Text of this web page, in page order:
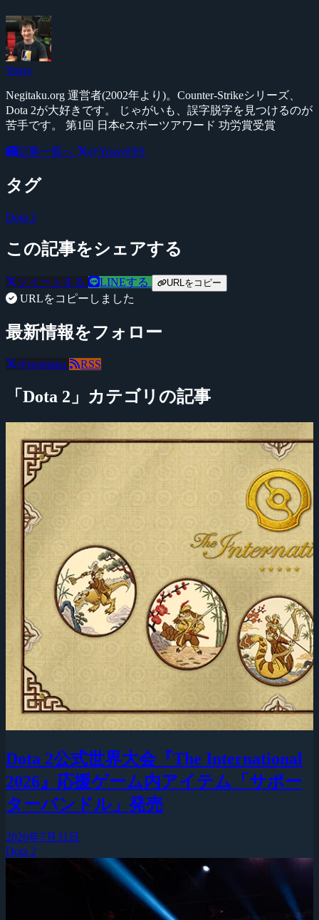
Yossy
Negitaku.org 運営者(2002年より)。Counter-Strikeシリーズ、
Dota 2が大好きです。 じゃがいも、誤字脱字を見つけるのが
苦手です。 第1回 日本eスポーツアワード 功労賞受賞
記事一覧へ @YossyFPS
タグ
Dota 2
この記事をシェアする
ツイートする LINEする URLをコピー
URLをコピーしました
最新情報をフォロー
@negitaku RSS
「Dota 2」カテゴリの記事
Dota 2公式世界大会『The International
2026』応援ゲーム内アイテム「サポー
ターバンドル」発売
2026年7月31日
Dota 2